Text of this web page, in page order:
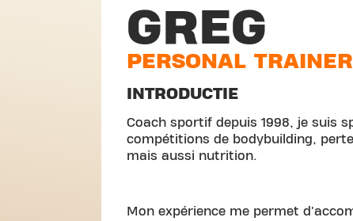
GREG
PERSONAL TRAINER
INTRODUCTIE
Coach sportif depuis 1998, je suis
compétitions de bodybuilding,
mais aussi nutrition.
Mon expérience me permet